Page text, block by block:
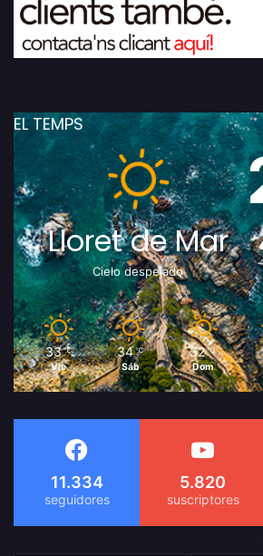
EL TEMPS
Lloret de Mar
Cielo despejado
33 ℃
Vie
34 ℃
Sáb
32 ℃
Dom
11.334 5.820